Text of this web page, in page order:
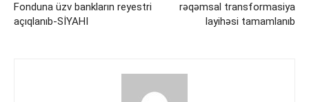
Fonduna üzv bankların reyestri
açıqlanıb-SİYAHI
rəqəmsal transformasiya
layihəsi tamamlanıb